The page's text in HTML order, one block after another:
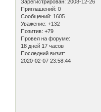
Зарегистрирован: 2008-12-26
Приглашений: 0
Сообщений: 1605
Уважение: +132
Позитив: +79
Провел на форуме:
18 дней 17 часов
Последний визит:
2020-02-07 23:58:44